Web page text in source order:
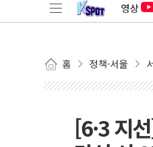
영상
홈 정책·서울
[6·3 지